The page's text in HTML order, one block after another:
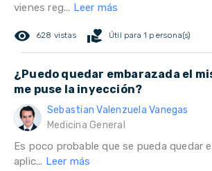
vienes reg... Leer más
remove_red_eye 628 vistas volunteer_activism Útil para 1 persona(s)
¿Puedo quedar embarazada el
me puse la inyección?
Sebastian Valenzuela Vanegas
Medicina General
Es poco probable que se pueda quedar
aplic... Leer más